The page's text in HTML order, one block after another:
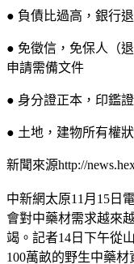
● 負債比過高，銀行
● 免徵信，免保人（
申請需備文件
● 身分證正本，印鑑證
● 土地，建物所有權
新聞來源http://
中新網太原11月15日
會對中藥材需求越來
竭。記者14日下午從
100萬畝的野生中藥